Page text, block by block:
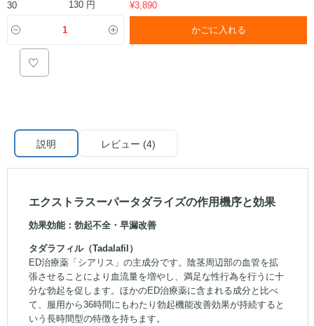
30 130 円 ¥3,890
かごに入れる
説明 レビュー (4)
エクストラスーパータダライズの作用機序と効果
効果効能：勃起不全・早漏改善
タダラフィル（Tadalafil）
ED治療薬「シアリス」の主成分です。陰茎周辺部の血管を拡
張させることにより血流量を増やし、満足な性行為を行うに十
分な勃起を促します。ほかのED治療薬に含まれる成分と比べ
て、服用から36時間にもわたり勃起機能改善効果が持続すると
いう長時間型の特徴を持ちます。